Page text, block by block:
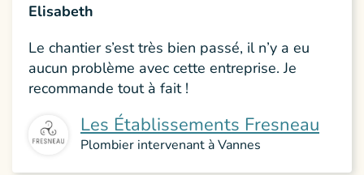
Elisabeth
Le chantier s’est très bien passé, il n’y a eu
aucun problème avec cette entreprise. Je
recommande tout à fait !
Les Établissements Fresneau
Plombier intervenant à Vannes